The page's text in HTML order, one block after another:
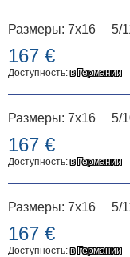
Размеры: 7x16
167 €
Доступность:в Германии
Размеры: 7x16
167 €
Доступность:в Германии
Размеры: 7x16
167 €
Доступность:в Германии